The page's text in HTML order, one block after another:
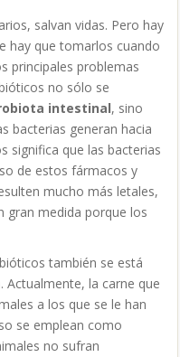
salvan vidas. Pero hay
hay que tomarlos cuando
principales problemas
no sólo se
intestinal, sino
bacterias generan hacia
significa que las bacterias
de estos fármacos y
mucho más letales,
gran medida porque los
también se está
. Actualmente, la carne que
a los que se le han
se emplean como
no sufran